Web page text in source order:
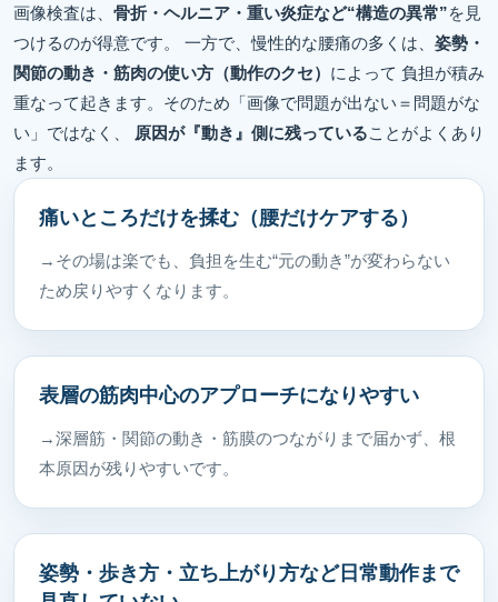
画像検査は、 骨折・ヘルニア・重い炎症など“構造の異常”を見
つけるのが得意です。 一方で、慢性的な腰痛の多くは、 姿勢・
関節の動き・筋肉の使い方（動作のクセ） によって 負担が積み
重なって起きます。そのため「画像で問題が出ない＝問題がな
い」ではなく、
原因が『動き』側に残っていることがよくあり
ます。
痛いところだけを揉む（腰だけケアする）
→その場は楽でも、負担を生む“元の動き”が変わらない
ため戻りやすくなります。
表層の筋肉中心のアプローチになりやすい
→深層筋・関節の動き・筋膜のつながりまで届かず、根
本原因が残りやすいです。
姿勢・歩き方・立ち上がり方など日常動作まで